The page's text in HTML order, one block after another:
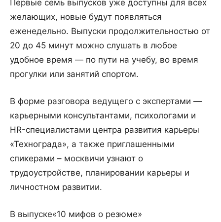
Первые семь выпусков уже доступны для всех
желающих, новые будут появляться
еженедельно. Выпуски продолжительностью от
20 до 45 минут можно слушать в любое
удобное время — по пути на учебу, во время
прогулки или занятий спортом.
В форме разговора ведущего с экспертами —
карьерными консультантами, психологами и
HR-специалистами центра развития карьеры
«Технограда», а также приглашенными
спикерами – москвичи узнают о
трудоустройстве, планировании карьеры и
личностном развитии.
В выпуске«10 мифов о резюме»